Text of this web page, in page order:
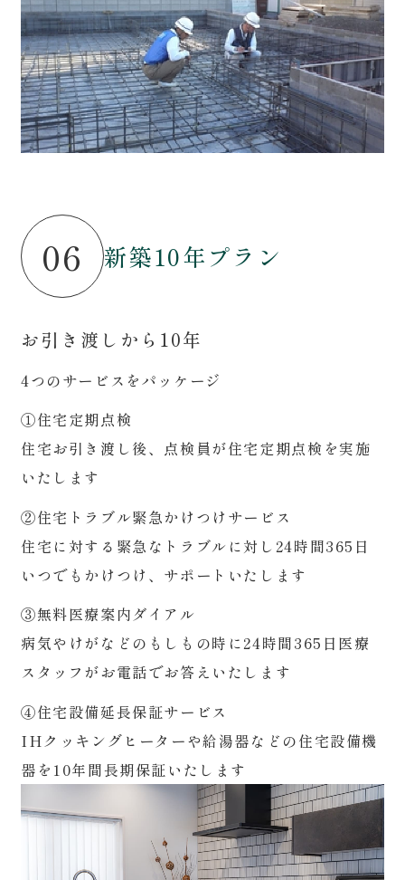
06 新築10年プラン
お引き渡しから10年
4つのサービスをパッケージ
①住宅定期点検
住宅お引き渡し後、点検員が住宅定期点検を実施
いたします
②住宅トラブル緊急かけつけサービス
住宅に対する緊急なトラブルに対し24時間365日
いつでもかけつけ、サポートいたします
③無料医療案内ダイアル
病気やけがなどのもしもの時に24時間365日医療
スタッフがお電話でお答えいたします
④住宅設備延長保証サービス
IHクッキングヒーターや給湯器などの住宅設備機
器を10年間長期保証いたします